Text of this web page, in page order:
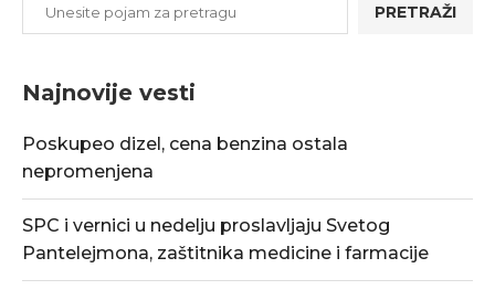
PRETRAŽI
Najnovije vesti
Poskupeo dizel, cena benzina ostala
nepromenjena
SPC i vernici u nedelju proslavljaju Svetog
Pantelejmona, zaštitnika medicine i farmacije